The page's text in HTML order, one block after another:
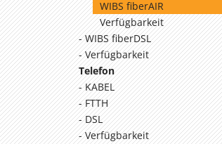
WIBS fiberAIR
Verfügbarkeit
WIBS fiberDSL
Verfügbarkeit
Telefon
KABEL
FTTH
DSL
Verfügbarkeit